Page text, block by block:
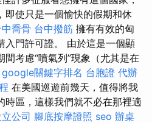
即使只是一個愉快的假期和休
中喬骨 台中撥筋 擁有有效的匈
入門許可證。 由於這是一個顯
考慮“噴氣列”現象（尤其是在
google關鍵字排名 台胞證 代辦
在美國巡遊前幾天，值得將我
時區，這樣我們就不必在那裡適
公司 腳底按摩證照 seo 辦桌